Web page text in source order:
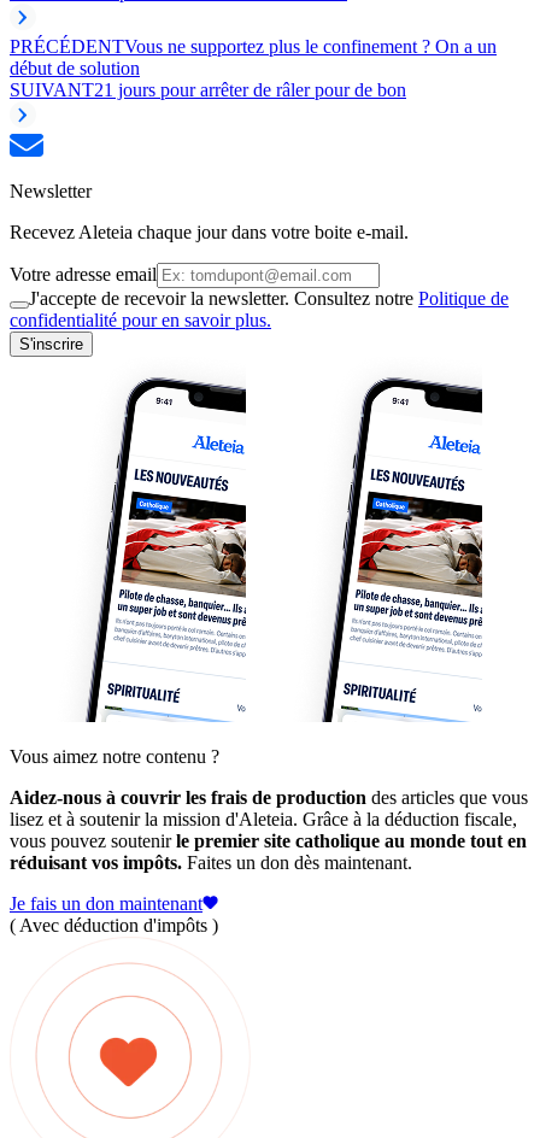
PRÉCÉDENTVous ne supportez plus le confinement ? On a un
début de solution
SUIVANT21 jours pour arrêter de râler pour de bon
Newsletter
Recevez Aleteia chaque jour dans votre boite e-mail.
Votre adresse email
J'accepte de recevoir la newsletter. Consultez notre Politique de
confidentialité pour en savoir plus.
S'inscrire
Vous aimez notre contenu ?
Aidez-nous à couvrir les frais de production des articles que vous
lisez et à soutenir la mission d'Aleteia. Grâce à la déduction fiscale,
vous pouvez soutenirle premier site catholique au monde tout en
réduisant vos impôts. Faites un don dès maintenant.
Je fais un don maintenant
( Avec déduction d'impôts )